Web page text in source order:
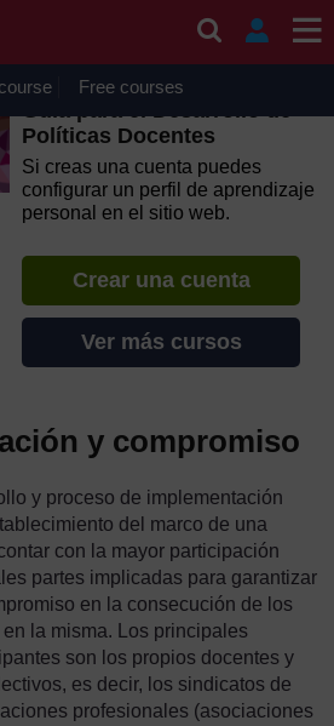
be unavailable on Wednesday 12
to 10.30am (GMT) due to routine
Free courses
Guía para el Desarrollo de
Políticas Docentes
Si creas una cuenta puedes
configurar un perfil de aprendizaje
personal en el sitio web.
Crear una cuenta
Ver más cursos
y compromiso
y proceso de implementación
del marco de una
con la mayor participación
partes implicadas para garantizar
en la consecución de los
la misma. Los principales
son los propios docentes y
es decir, los sindicatos de
profesionales (asociaciones